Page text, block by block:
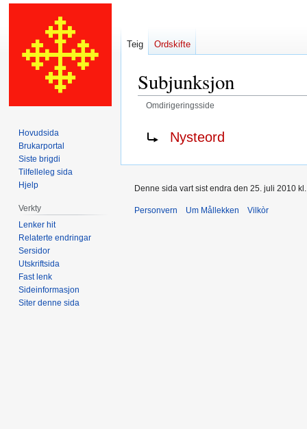
Subjunksjon
Omdirigeringsside
Nysteord
Teig Ordskifte
Hovudsida
Brukarportal
Siste brigdi
Tilfelleleg sida
Hjelp
Verkty
Lenker hit
Relaterte endringar
Sersidor
Utskriftsida
Fast lenk
Sideinformasjon
Siter denne sida
Denne sida vart sist endra den 25. juli 2010
Personvern Um Mållekken Vilkòr